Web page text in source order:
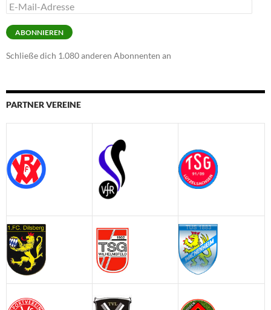
E-
Mail-
Adresse
ABONNIEREN
Schließe dich 1.080 anderen Abonnenten an
PARTNER VEREINE